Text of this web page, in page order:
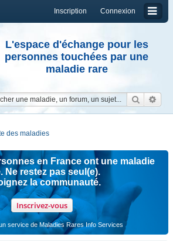
Connexion
Inscription
L'espace d'échange pour les
personnes touchées par une
maladie rare
des maladies
en France ont une maladie
Ne restez pas seul(e).
la communauté.
Inscrivez-vous
service de Maladies Rares Info Services